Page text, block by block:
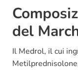
del
Il Medrol, il cui